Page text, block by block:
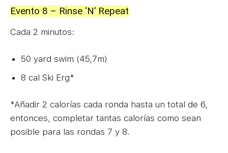
Evento 8 – Rinse ‘N’ Repeat
Cada 2 minutos:
50 yard swim (45,7m)
8 cal Ski Erg*
*Añadir 2 calorías cada ronda hasta un total de 6,
entonces, completar tantas calorías como sean
posible para las rondas 7 y 8.